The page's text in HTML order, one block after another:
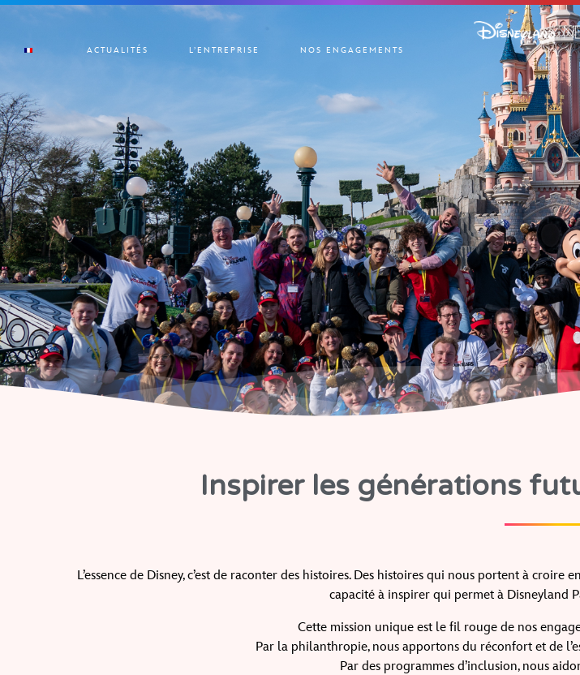
ACTUALITÉS L’ENTREPRISE NOS ENGAGEMENTS
Inspirer les générations
L’essence de Disney, c’est de raconter des histoires. Des histoires qui nous portent à croire
capacité à inspirer qui permet à Disneyland
Cette mission unique est le fil rouge de nos
Par la philanthropie, nous apportons du réconfort et de
Par des programmes d’inclusion, nous